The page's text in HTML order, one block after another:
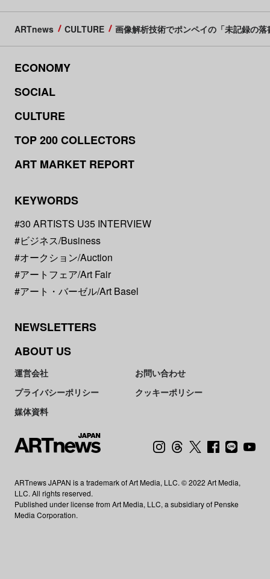
ARTnews CULTURE 画像解析技術でポンペイの「未記録の
ECONOMY
SOCIAL
CULTURE
TOP 200 COLLECTORS
ART MARKET REPORT
KEYWORDS
#30 ARTISTS U35 INTERVIEW
#ビジネス/Business
#オークション/Auction
#アートフェア/Art Fair
#アート・バーゼル/Art Basel
NEWSLETTERS
ABOUT US
運営会社
お問い合わせ
プライバシーポリシー
クッキーポリシー
媒体資料
ARTnews JAPAN is a trademark of Art Media, LLC. © 2022 Art Media,
LLC. All rights reserved.
Published under license from Art Media, LLC, a subsidiary of Penske
Media Corporation.